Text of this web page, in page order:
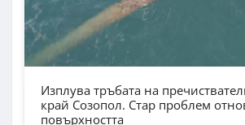
Изплува тръбата на
край Созопол. Стар проблем
повърхността